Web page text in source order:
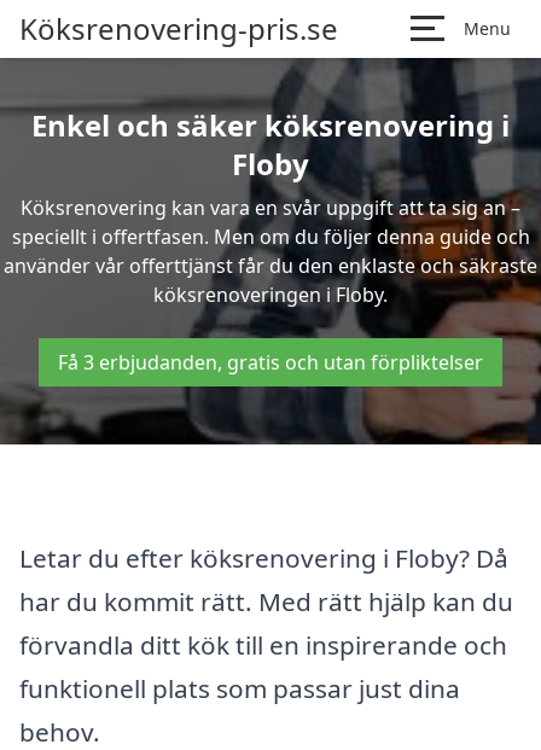
Köksrenovering-pris.se Menu
Enkel och säker köksrenovering i
Floby
Köksrenovering kan vara en svår uppgift att ta sig an –
speciellt i offertfasen. Men om du följer denna guide och
använder vår offerttjänst får du den enklaste och säkraste
köksrenoveringen i Floby.
Få 3 erbjudanden, gratis och utan förpliktelser
Letar du efter köksrenovering i Floby? Då
har du kommit rätt. Med rätt hjälp kan du
förvandla ditt kök till en inspirerande och
funktionell plats som passar just dina
behov.